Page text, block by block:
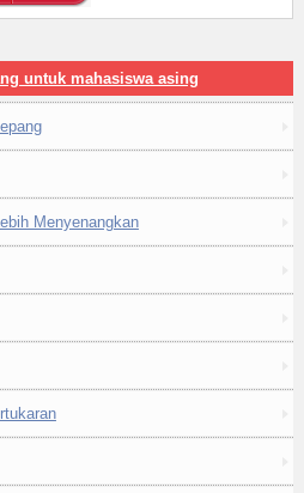
untuk mahasiswa asing
Menyenangkan